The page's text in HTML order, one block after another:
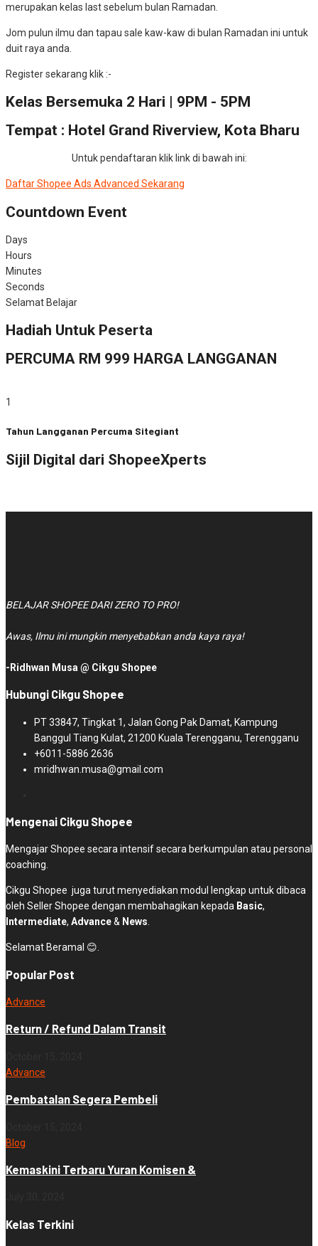
merupakan kelas last sebelum bulan Ramadan.
Jom pulun ilmu dan tapau sale kaw-kaw di bulan Ramadan ini untuk
duit raya anda.
Register sekarang klik :-
Kelas Bersemuka 2 Hari | 9PM - 5PM
Tempat : Hotel Grand Riverview, Kota Bharu
Untuk pendaftaran klik link di bawah ini:
Daftar Shopee Ads Advanced Sekarang
Countdown Event
Days
Hours
Minutes
Seconds
Selamat Belajar
Hadiah Untuk Peserta
PERCUMA RM 999 HARGA LANGGANAN
1
Tahun Langganan Percuma Sitegiant
Sijil Digital dari ShopeeXperts
BELAJAR SHOPEE DARI ZERO TO PRO!
Awas, Ilmu ini mungkin menyebabkan anda kaya raya!
-Ridhwan Musa @ Cikgu Shopee
Hubungi Cikgu Shopee
PT 33847, Tingkat 1, Jalan Gong Pak Damat, Kampung
Banggul Tiang Kulat, 21200 Kuala Terengganu, Terengganu
+6011-5886 2636
mridhwan.musa@gmail.com
Mengenai Cikgu Shopee
Mengajar Shopee secara intensif secara berkumpulan atau personal
coaching.
Cikgu Shopee juga turut menyediakan modul lengkap untuk dibaca
oleh Seller Shopee dengan membahagikan kepada Basic,
Intermediate, Advance& News.
Selamat Beramal 😊.
Popular Post
Advance
Return / Refund Dalam Transit
Advance
Pembatalan Segera Pembeli
Blog
Kemaskini Terbaru Yuran Komisen &
Kelas Terkini